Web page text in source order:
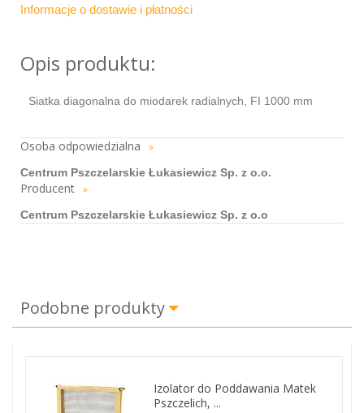
Informacje o dostawie i płatności
Opis produktu:
Siatka diagonalna do miodarek radialnych, FI 1000 mm
Osoba odpowiedzialna »
Centrum Pszczelarskie Łukasiewicz Sp. z o.o.
Producent »
Centrum Pszczelarskie Łukasiewicz Sp. z o.o
Podobne produkty
Izolator do Poddawania Matek
Pszczelich, ...